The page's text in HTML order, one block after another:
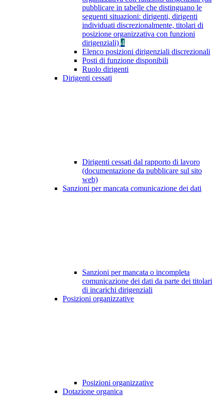
pubblicare in tabelle che distinguano le
seguenti situazioni: dirigenti, dirigenti
individuati discrezionalmente, titolari di
posizione organizzativa con funzioni
dirigenziali) 4
Elenco posizioni dirigenziali discrezionali
Posti di funzione disponibili
Ruolo dirigenti
Dirigenti cessati
Dirigenti cessati dal rapporto di lavoro
(documentazione da pubblicare sul sito
web)
Sanzioni per mancata comunicazione dei dati
Sanzioni per mancata o incompleta
comunicazione dei dati da parte dei titolari
di incarichi dirigenziali
Posizioni organizzative
Posizioni organizzative
Dotazione organica